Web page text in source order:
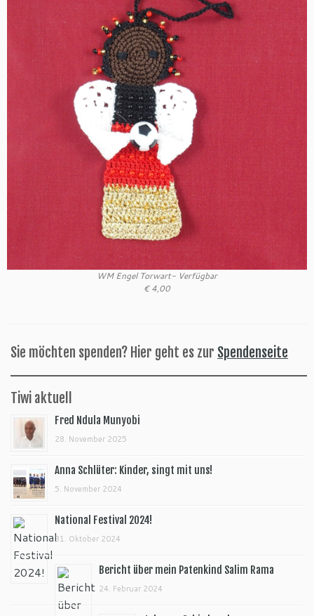
WM Engel Torwart- Verfügbar
€ 4,00
Sie möchten spenden? Hier geht es zur Spendenseite
Tiwi aktuell
Fred Ndula Munyobi
28. November 2025
Anna Schlüter: Kinder, singt mit uns!
5. November 2024
National Festival 2024!
31. Oktober 2024
Bericht über mein Patenkind Salim Rama
24. Februar 2024